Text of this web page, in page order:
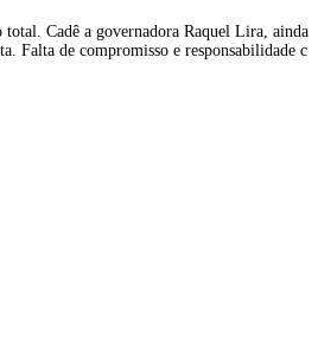
total. Cadê a governadora Raquel Lira, ainda
Falta de compromisso e responsabilidade c